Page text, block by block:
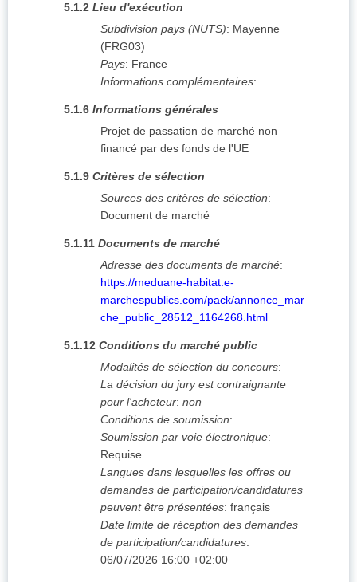
5.1.2 Lieu d'exécution
Subdivision pays (NUTS): Mayenne
(FRG03)
Pays: France
Informations complémentaires:
5.1.6 Informations générales
Projet de passation de marché non
financé par des fonds de l'UE
5.1.9 Critères de sélection
Sources des critères de sélection:
Document de marché
5.1.11 Documents de marché
Adresse des documents de marché:
https://meduane-habitat.e-
marchespublics.com/pack/annonce_mar
che_public_28512_1164268.html
5.1.12 Conditions du marché public
Modalités de sélection du concours:
La décision du jury est contraignante
pour l'acheteur: non
Conditions de soumission:
Soumission par voie électronique:
Requise
Langues dans lesquelles les offres ou
demandes de participation/candidatures
peuvent être présentées: français
Date limite de réception des demandes
de participation/candidatures:
06/07/2026 16:00 +02:00